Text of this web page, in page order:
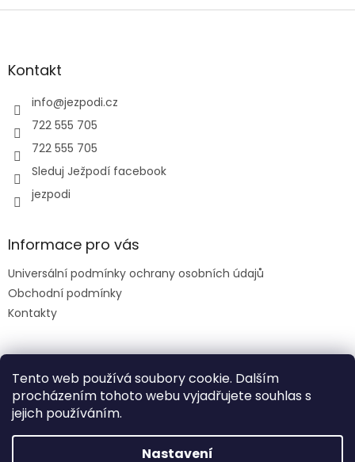
Tento web používá soubory cookie. Dalším
procházením tohoto webu vyjadřujete souhlas s
jejich používáním.
Nastavení
slevový kód: DENDETI
Z
aKontakt
info@jezpodi.cz
722 555 705
722 555 705
Sleduj Ježpodí facebook
jezpodi
Informace pro vás
Universální podmínky ochrany osobních údajů
Obchodní podmínky
Kontakty
Facebook
Vytvořil Shoptet